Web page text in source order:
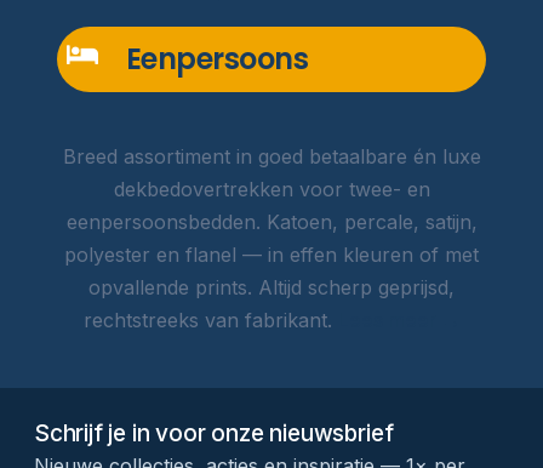
Eenpersoons
Breed assortiment in goed betaalbare én luxe
dekbedovertrekken voor twee- en
eenpersoonsbedden. Katoen, percale, satijn,
polyester en flanel — in effen kleuren of met
opvallende prints. Altijd scherp geprijsd,
rechtstreeks van fabrikant.
Schrijf je in voor onze nieuwsbrief